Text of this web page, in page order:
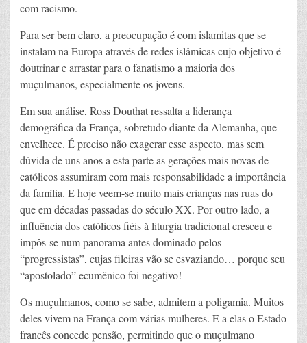
com racismo.
Para ser bem claro, a preocupação é com islamitas que se
instalam na Europa através de redes islâmicas cujo objetivo é
doutrinar e arrastar para o fanatismo a maioria dos
muçulmanos, especialmente os jovens.
Em sua análise, Ross Douthat ressalta a liderança
demográfica da França, sobretudo diante da Alemanha, que
envelhece. É preciso não exagerar esse aspecto, mas sem
dúvida de uns anos a esta parte as gerações mais novas de
católicos assumiram com mais responsabilidade a importância
da família. E hoje veem-se muito mais crianças nas ruas do
que em décadas passadas do século XX. Por outro lado, a
influência dos católicos fiéis à liturgia tradicional cresceu e
impôs-se num panorama antes dominado pelos
“progressistas”, cujas fileiras vão se esvaziando… porque seu
“apostolado” ecumênico foi negativo!
Os muçulmanos, como se sabe, admitem a poligamia. Muitos
deles vivem na França com várias mulheres. E a elas o Estado
francês concede pensão, permitindo que o muçulmano